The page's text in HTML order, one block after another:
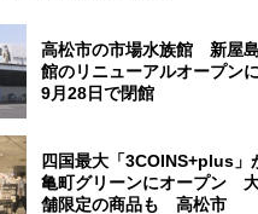
高松市の市場水族館 新屋
館のリニューアルオープン
9月28日で閉館
四国最大「3COINS+plus」
亀町グリーンにオープン
舗限定の商品も 高松市